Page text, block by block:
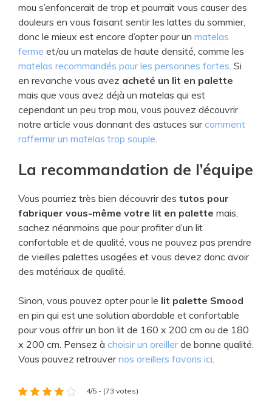
mou s’enfoncerait de trop et pourrait vous causer des
douleurs en vous faisant sentir les lattes du sommier,
donc le mieux est encore d’opter pour un matelas
ferme et/ou un matelas de haute densité, comme les
matelas recommandés pour les personnes fortes. Si
en revanche vous avez acheté un lit en palette
mais que vous avez déjà un matelas qui est
cependant un peu trop mou, vous pouvez découvrir
notre article vous donnant des astuces surcomment
raffermir un matelas trop souple.
​​La recommandation de l’équipe
​Vous pourriez très bien découvrir des tutos pour
fabriquer vous-même votre lit en palette mais,
sachez néanmoins que pour profiter d’un lit
confortable et de qualité, vous ne pouvez pas prendre
de vieilles palettes usagées et vous devez donc avoir
des matériaux de qualité.
Sinon, vous pouvez opter pour le lit palette Smood
en pin qui est une solution abordable et confortable
pour vous offrir un bon lit de 160 x 200 cm ou de 180
x 200 cm. Pensez à choisir un oreillerde bonne qualité.
Vous pouvez retrouvernos oreillers favoris ici.
4/5 - (73 votes)